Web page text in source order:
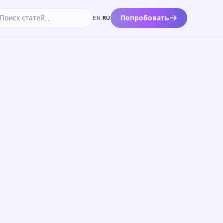
по статьям EN RU Попробовать